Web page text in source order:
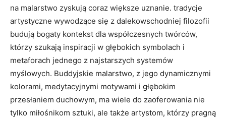
na malarstwo zyskują coraz większe uznanie. tradycje
artystyczne wywodzące się z dalekowschodniej filozofii
budują bogaty kontekst dla współczesnych twórców,
którzy szukają inspiracji w głębokich symbolach i
metaforach jednego z najstarszych systemów
myślowych. Buddyjskie malarstwo, z jego dynamicznymi
kolorami, medytacyjnymi motywami i głębokim
przesłaniem duchowym, ma wiele do zaoferowania nie
tylko miłośnikom sztuki, ale także artystom, którzy pragną